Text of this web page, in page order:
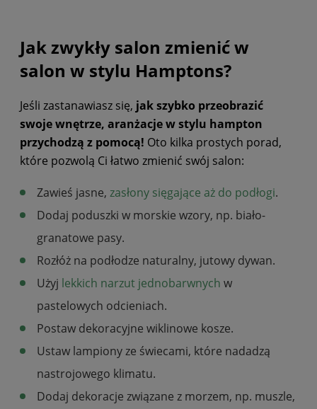
Jak zwykły salon zmienić w
salon w stylu Hamptons?
Jeśli zastanawiasz się, jak szybko przeobrazić
swoje wnętrze, aranżacje w stylu hampton
przychodzą z pomocą! Oto kilka prostych porad,
które pozwolą Ci łatwo zmienić swój salon:
Zawieś jasne, zasłony sięgające aż do podłogi.
Dodaj poduszki w morskie wzory, np. biało-
granatowe pasy.
Rozłóż na podłodze naturalny, jutowy dywan.
Użyj lekkich narzut jednobarwnych w
pastelowych odcieniach.
Postaw dekoracyjne wiklinowe kosze.
Ustaw lampiony ze świecami, które nadadzą
nastrojowego klimatu.
Dodaj dekoracje związane z morzem, np. muszle,